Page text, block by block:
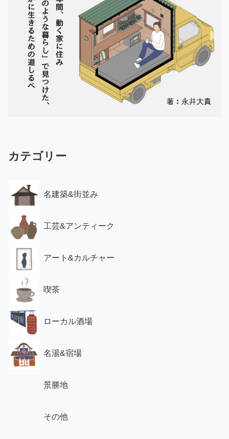
カテゴリー
名建築&街並み
工芸&アンティーク
アート&カルチャー
喫茶
ローカル酒場
名湯&宿場
景勝地
その他